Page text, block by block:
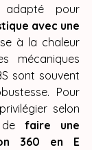
avec une
à la chaleur
mécaniques
sont souvent
Pour
selon
faire une
360 en E